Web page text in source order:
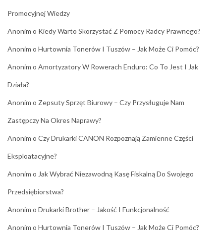
Promocyjnej Wiedzy
Anonim o Kiedy Warto Skorzystać Z Pomocy Radcy Prawnego?
Anonim o Hurtownia Tonerów I Tuszów – Jak Może Ci Pomóc?
Anonim o Amortyzatory W Rowerach Enduro: Co To Jest I Jak
Działa?
Anonim o Zepsuty Sprzęt Biurowy – Czy Przysługuje Nam
Zastępczy Na Okres Naprawy?
Anonim o Czy Drukarki CANON Rozpoznają Zamienne Części
Eksploatacyjne?
Anonim o Jak Wybrać Niezawodną Kasę Fiskalną Do Swojego
Przedsiębiorstwa?
Anonim o Drukarki Brother – Jakość I Funkcjonalność
Anonim o Hurtownia Tonerów I Tuszów – Jak Może Ci Pomóc?